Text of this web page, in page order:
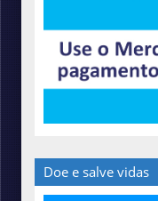
Doe e salve vidas